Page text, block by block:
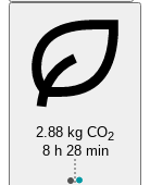
2.88 kg CO2
8 h 28 min